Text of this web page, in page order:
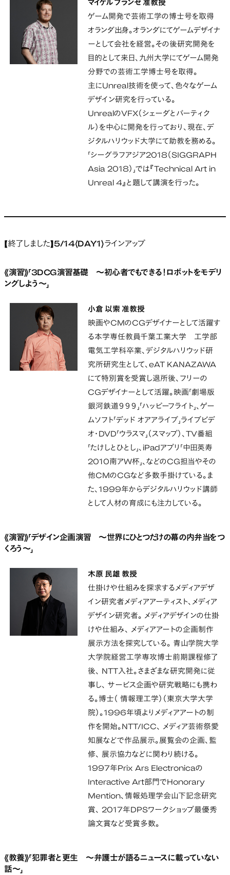
マイケル ブランセ 准教授
ゲーム開発で芸術工学の博士号を取得
オランダ出身。オランダにてゲームデザイナ
ーとして会社を経営。その後研究開発を
目的として来日、九州大学にてゲーム開発
分野での芸術工学博士号を取得。
主にUnreal技術を使って、色々なゲーム
デザイン研究を行っている。
UnrealのVFX（シェーダとパーティク
ル）を中心に開発を行っており、現在、デ
ジタルハリウッド大学にて助教を務める。
「シーグラフアジア2018（SIGGRAPH
Asia 2018）」では『Technical Art in
Unreal 4』と題して講演を行った。
【終了しました】5/14〈DAY1〉ラインアップ
《演習》「3DCG演習基礎 ～初心者でもできる！ロボットをモデリ
ングしよう～」
小倉 以索 准教授
映画やCMのCGデザイナーとして活躍す
る本学専任教員千葉工業大学 工学部
電気工学科卒業、デジタルハリウッド研
究所研究生として、eAT KANAZAWA
にて特別賞を受賞し退所後、フリーの
CGデザイナーとして活躍。映画「劇場版
銀河鉄道９９９」「ハッピーフライト」、ゲー
ムソフト「デッド オアアライブ」ライブビデ
オ・DVD「ウラスマ」（スマップ）、TV番組
「たけしとひとし」、iPadアプリ「中田英寿
2010南アW杯」、などのCG担当やその
他CMのCGなど多数手掛けている。ま
た、1999年からデジタルハリウッド講師
として人材の育成にも注力している。
《演習》「デザイン企画演習 ～世界にひとつだけの幕の内弁当をつ
くろう～」
木原 民雄 教授
仕掛けや仕組みを探求するメディアデザ
イン研究者メディアアーティスト、メディア
デザイン研究者。 メディアデザインの仕掛
けや仕組み、 メディアアートの企画制作
展示方法を探究している。 青山学院大学
大学院経営工学専攻博士前期課程修了
後、 NTT入社。さまざまな研究開発に従
事し、 サービス企画や研究戦略にも携わ
る。博士（ 情報理工学）（東京大学大学
院）。1996年頃よりメディアアートの制
作を開始。NTT/ICC、 メディア芸術祭愛
知展などで作品展示。展覧会の企画、監
修、 展示協力などに関わり続ける。
1997年Prix Ars Electronicaの
Interactive Art部門でHonorary
Mention、情報処理学会山下記念研究
賞、 2017年DPSワークショップ最優秀
論文賞など受賞多数。
《教養》「犯罪者と更生 ～弁護士が語るニュースに載っていない
話～」